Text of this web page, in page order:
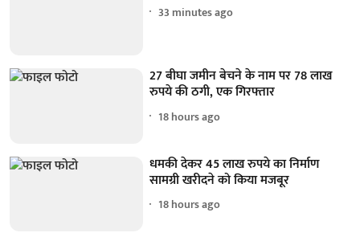
33 minutes ago
27 बीघा जमीन बेचने के नाम पर 78 लाख
रुपये की ठगी, एक गिरफ्तार
18 hours ago
धमकी देकर 45 लाख रुपये का निर्माण
सामग्री खरीदने को किया मजबूर
18 hours ago